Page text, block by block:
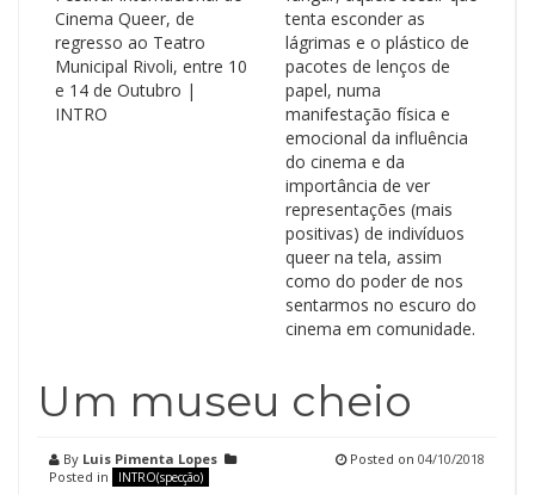
tenta esconder as
lágrimas e o plástico de
pacotes de lenços de
papel, numa
manifestação física e
emocional da influência
do cinema e da
importância de ver
representações (mais
positivas) de indivíduos
queer na tela, assim
como do poder de nos
sentarmos no escuro do
cinema em comunidade.
Um museu cheio
By Luis Pimenta Lopes
Posted in
INTRO(specção)
Posted on 04/10/2018